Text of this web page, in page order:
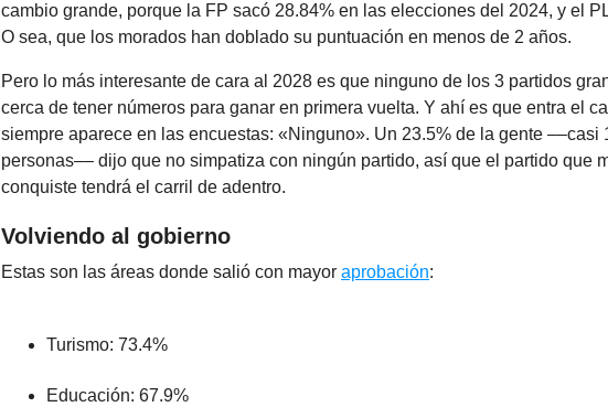
cambio grande, porque la FP sacó 28.84% en las elecciones del 2024, y el
O sea, que los morados han doblado su puntuación en menos de 2 años.
Pero lo más interesante de cara al 2028 es que ninguno de los 3 partidos
cerca de tener números para ganar en primera vuelta. Y ahí es que entra el
siempre aparece en las encuestas: «Ninguno». Un 23.5% de la gente ––casi
personas–– dijo que no simpatiza con ningún partido, así que el partido que
conquiste tendrá el carril de adentro.
Volviendo al gobierno
Estas son las áreas donde salió con mayor aprobación:
Turismo: 73.4%
Educación: 67.9%